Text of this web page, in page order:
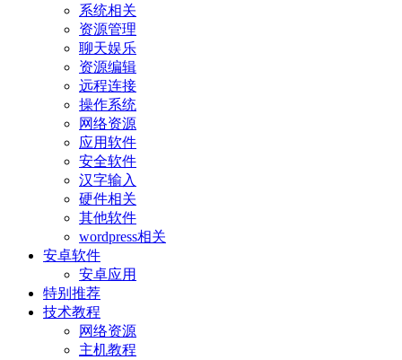
系统相关
资源管理
聊天娱乐
资源编辑
远程连接
操作系统
网络资源
应用软件
安全软件
汉字输入
硬件相关
其他软件
wordpress相关
安卓软件
安卓应用
特别推荐
技术教程
网络资源
主机教程